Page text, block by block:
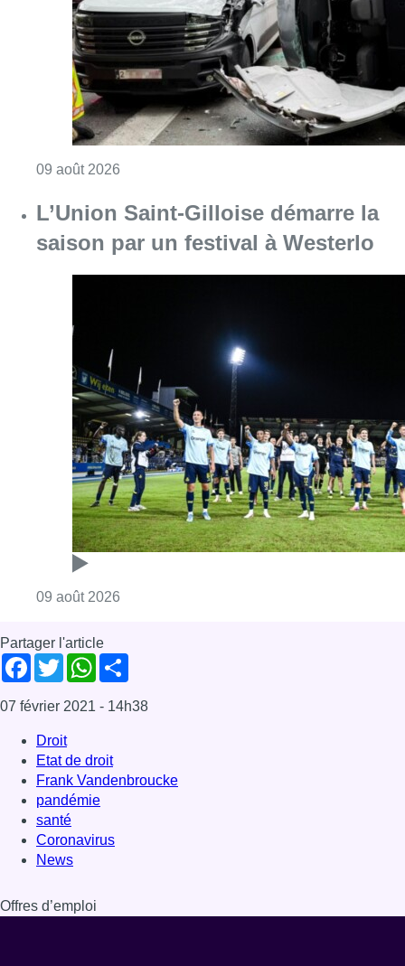
09 août 2026
L’Union Saint-Gilloise démarre la
saison par un festival à Westerlo
09 août 2026
Partager l'article
Facebook
TwitterWhatsApp
07 février 2021 - 14h38
Droit
Etat de droit
Frank Vandenbroucke
pandémie
santé
Coronavirus
News
Offres d’emploi